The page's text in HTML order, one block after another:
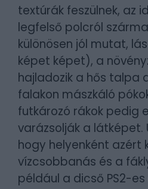
textúrák feszülnek, az
legfelső polcról
különösen jól mutat,
képet képet), a
hajladozik a hős talpa
falakon mászkáló
futkározó rákok pedig
varázsolják a látképet.
hogy helyenként azért
vízcsobbanás és a
például a dicső PS2-